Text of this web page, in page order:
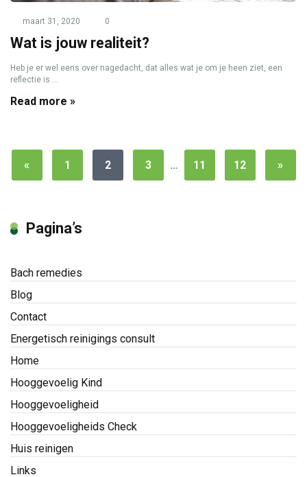
maart 31, 2020 0
Wat is jouw realiteit?
Heb je er wel eens over nagedacht, dat alles wat je om je heen ziet, een
reflectie is ...
Read more »
« 1 2 3 … 11 12 »
Pagina’s
Bach remedies
Blog
Contact
Energetisch reinigings consult
Home
Hooggevoelig Kind
Hooggevoeligheid
Hooggevoeligheids Check
Huis reinigen
Links